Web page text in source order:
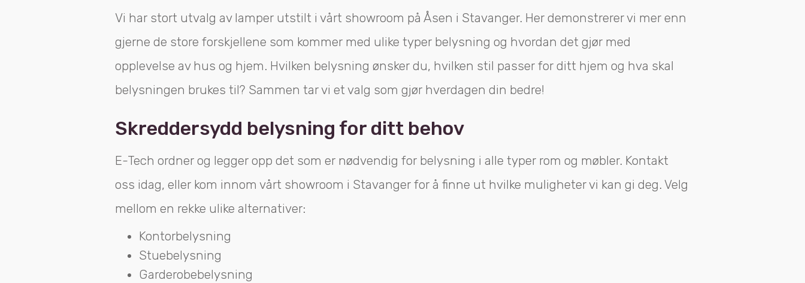
Vi har stort utvalg av lamper utstilt i vårt showroom på Åsen i Stavanger. Her demonstrerer vi mer enn
gjerne de store forskjellene som kommer med ulike typer belysning og hvordan det gjør med
opplevelse av hus og hjem. Hvilken belysning ønsker du, hvilken stil passer for ditt hjem og hva skal
belysningen brukes til? Sammen tar vi et valg som gjør hverdagen din bedre!
Skreddersydd belysning for ditt behov
E-Tech ordner og legger opp det som er nødvendig for belysning i alle typer rom og møbler. Kontakt
oss idag, eller kom innom vårt showroom i Stavanger for å finne ut hvilke muligheter vi kan gi deg. Velg
mellom en rekke ulike alternativer:
Kontorbelysning
Stuebelysning
Garderobebelysning